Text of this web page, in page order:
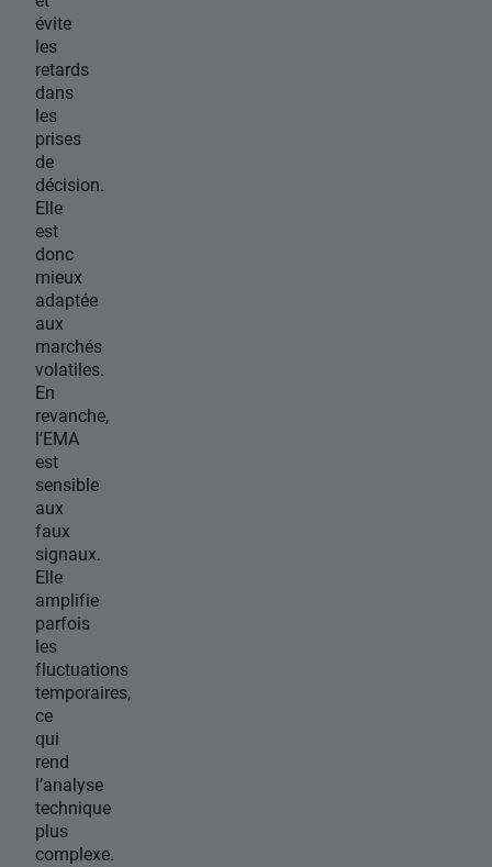
évite
les
retards
dans
les
prises
de
décision.
Elle
est
donc
mieux
adaptée
aux
marchés
volatiles.
En
revanche,
l’EMA
est
sensible
aux
faux
signaux.
Elle
amplifie
parfois
les
fluctuations
temporaires,
ce
qui
rend
l’analyse
technique
plus
complexe.